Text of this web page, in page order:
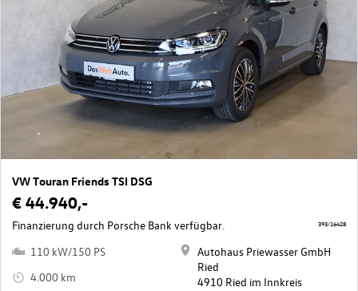
VW Touran Friends TSI DSG
€ 44.940,-
Finanzierung durch Porsche Bank verfügbar.
110 kW/150 PS
4.000 km
Autohaus Priewasser GmbH
Ried
4910 Ried im Innkreis
393/16428